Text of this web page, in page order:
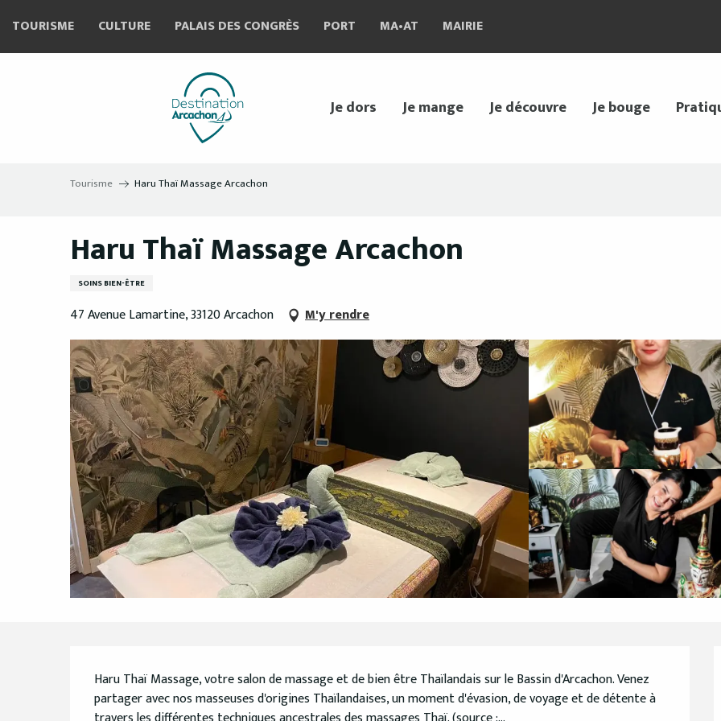
contenu
TOURISME CULTURE PALAIS DES CONGRÈS PORT MAIRIE
MA•AT
Je dors Je mange Je découvre Je bouge
Tourisme Haru Thaï Massage Arcachon
Haru Thaï Massage Arcachon
SOINS BIEN-ÊTRE
47 Avenue Lamartine, 33120 Arcachon M'y rendre
Description
Haru Thaï Massage, votre salon de massage et de bien être Thaïlandais sur le Bassin d'Arcachon. Venez
partager avec nos masseuses d'origines Thaïlandaises, un moment d'évasion, de voyage et de détente à